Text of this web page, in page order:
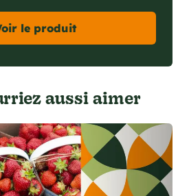
le produit
aussi aimer